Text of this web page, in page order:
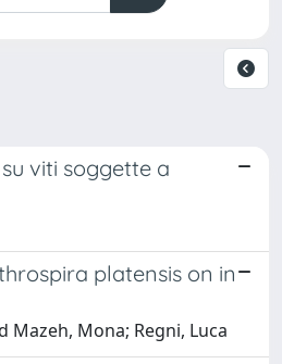
viti soggette a
platensis on in
Mazeh, Mona; Regni, Luca